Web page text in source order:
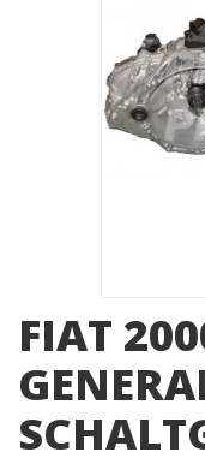
FIAT